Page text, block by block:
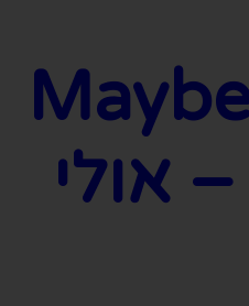
Ending – אולי